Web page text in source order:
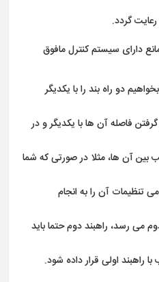
گردد.
دارای سیستم کنترل مافوق
دو راه بند را با یکدیگر
فاصله آن ها با یکدیگر و در
آن ها، مثلا در صورتی که شما
تنظیمات آن را به انجام
می رسد، راهبند دوم حتما باید
راهبند اولی قرار داده شود.